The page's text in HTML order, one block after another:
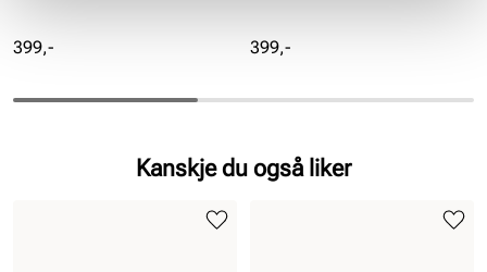
Pris
399,- Pris
399,-
Kanskje du også liker